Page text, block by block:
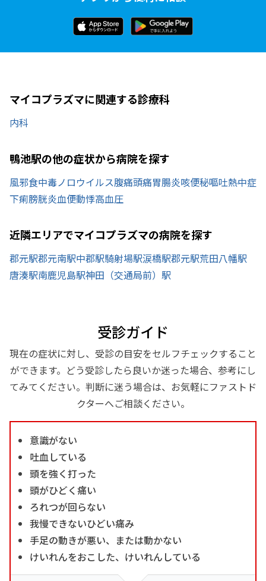
マイコプラズマに関連する診療科
内科
鴨池駅の他の症状から病院を探す
風邪食中毒ノロウイルス腹痛頭痛胃腸炎咳便秘嘔吐熱中症
下痢膀胱炎血便動悸高血圧
近隣エリアでマイコプラズマの病院を探す
郡元駅郡元南駅中郡駅騎射場駅涙橋駅郡元駅荒田八幡駅
唐湊駅南鹿児島駅神田（交通局前）駅
受診ガイド
現在の症状に対し、受診の目安をセルフチェックすること
ができます。どう受診したら良いか迷った場合、参考にし
てみてください。判断に迷う場合は、お気軽にファストド
クターへご相談ください。
意識がない
吐血している
頭を強く打った
頭がひどく痛い
ろれつが回らない
我慢できないひどい痛み
手足の動きが悪い、または動かない
けいれんをおこした、けいれんしている